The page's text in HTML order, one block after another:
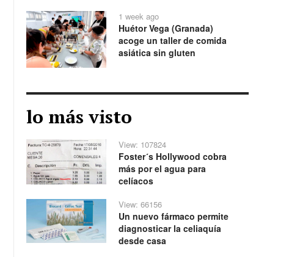
1 week ago
Huétor Vega (Granada)
acoge un taller de comida
asiática sin gluten
lo más visto
View: 107824
Foster´s Hollywood cobra
más por el agua para
celíacos
View: 66156
Un nuevo fármaco permite
diagnosticar la celiaquía
desde casa